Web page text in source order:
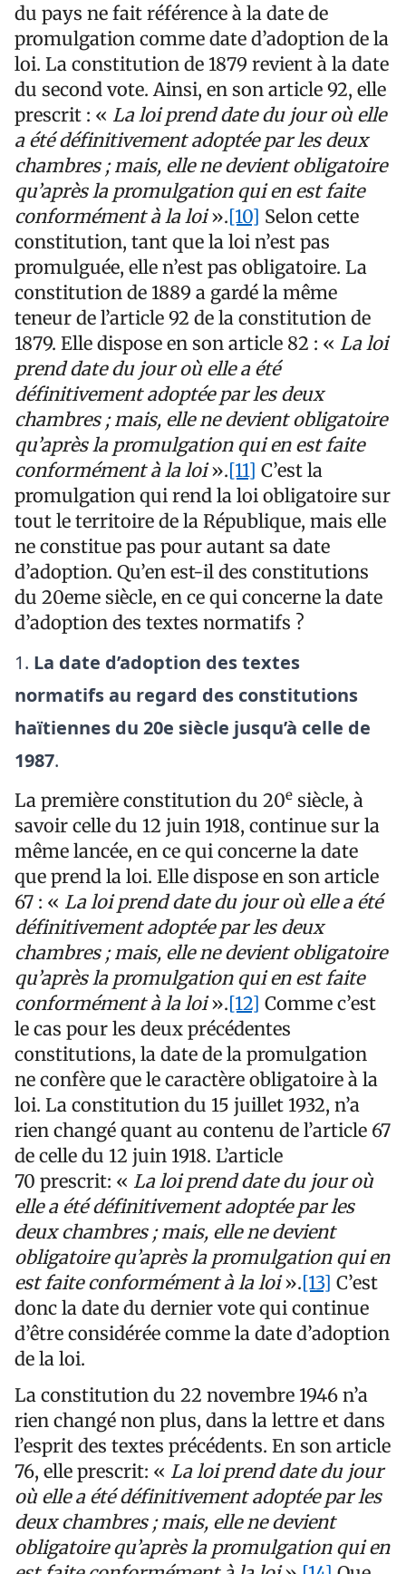
du pays ne fait référence à la date de
promulgation comme date d’adoption de la
loi. La constitution de 1879 revient à la date
du second vote. Ainsi, en son article 92, elle
prescrit : « La loi prend date du jour où elle
a été définitivement adoptée par les deux
chambres ; mais, elle ne devient obligatoire
qu’après la promulgation qui en est faite
conformément à la loi».[10] Selon cette
constitution, tant que la loi n’est pas
promulguée, elle n’est pas obligatoire. La
constitution de 1889 a gardé la même
teneur de l’article 92 de la constitution de
1879. Elle dispose en son article 82 : « La loi
prend date du jour où elle a été
définitivement adoptée par les deux
chambres ; mais, elle ne devient obligatoire
qu’après la promulgation qui en est faite
conformément à la loi».[11] C’est la
promulgation qui rend la loi obligatoire sur
tout le territoire de la République, mais elle
ne constitue pas pour autant sa date
d’adoption. Qu’en est-il des constitutions
du 20eme siècle, en ce qui concerne la date
d’adoption des textes normatifs ?
La date d’adoption des textes
normatifs au regard des constitutions
haïtiennes du 20e siècle jusqu’à celle de
1987.
La première constitution du 20e siècle, à
savoir celle du 12 juin 1918, continue sur la
même lancée, en ce qui concerne la date
que prend la loi. Elle dispose en son article
67 : « La loi prend date du jour où elle a été
définitivement adoptée par les deux
chambres ; mais, elle ne devient obligatoire
qu’après la promulgation qui en est faite
conformément à la loi».[12] Comme c’est
le cas pour les deux précédentes
constitutions, la date de la promulgation
ne confère que le caractère obligatoire à la
loi. La constitution du 15 juillet 1932, n’a
rien changé quant au contenu de l’article 67
de celle du 12 juin 1918. L’article
70 prescrit: « La loi prend date du jour où
elle a été définitivement adoptée par les
deux chambres ; mais, elle ne devient
obligatoire qu’après la promulgation qui en
est faite conformément à la loi».[13] C’est
donc la date du dernier vote qui continue
d’être considérée comme la date d’adoption
de la loi.
La constitution du 22 novembre 1946 n’a
rien changé non plus, dans la lettre et dans
l’esprit des textes précédents. En son article
76, elle prescrit: « La loi prend date du jour
où elle a été définitivement adoptée par les
deux chambres ; mais, elle ne devient
obligatoire qu’après la promulgation qui en